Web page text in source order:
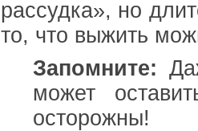
рассудка», но
то, что выжить
Запомните:
может
осторожны!